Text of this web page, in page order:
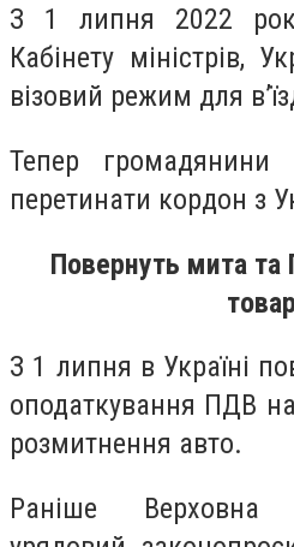
З 1 липня 2022
Кабінету міністрів,
візовий режим для
Тепер громадянини
перетинати кордон з
Повернуть мита та
З 1 липня в Україні
оподаткування ПДВ
розмитнення авто.
Раніше